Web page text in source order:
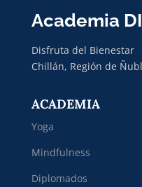
Academia
Disfruta del Bienestar
Chillán, Región de
ACADEMIA
Yoga
Mindfulness
Diplomados